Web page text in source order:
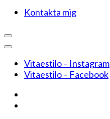
Kontakta mig
Vitaestilo – Instagram
Vitaestilo – Facebook